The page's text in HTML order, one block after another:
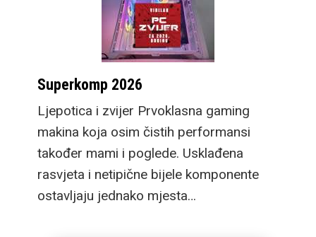
Superkomp 2026
Ljepotica i zvijer Prvoklasna gaming
makina koja osim čistih performansi
također mami i poglede. Usklađena
rasvjeta i netipične bijele komponente
ostavljaju jednako mjesta…